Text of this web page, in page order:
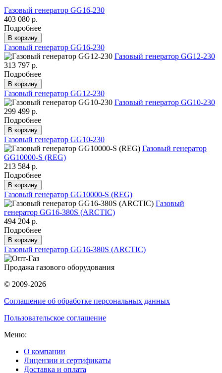
Газовый генератор GG16-230
403 080 р.
Подробнее
В корзину
Газовый генератор GG16-230
Газовый генератор GG12-230
313 797 р.
Подробнее
В корзину
Газовый генератор GG12-230
Газовый генератор GG10-230
299 499 р.
Подробнее
В корзину
Газовый генератор GG10-230
Газовый генератор
GG10000-S (REG)
213 584 р.
Подробнее
В корзину
Газовый генератор GG10000-S (REG)
Газовый
генератор GG16-380S (ARCTIC)
494 204 р.
Подробнее
В корзину
Газовый генератор GG16-380S (ARCTIC)
Продажа газового оборудования
© 2009-2026
Соглашение об обработке персональных данных
Пользовательское соглашение
Меню:
О компании
Лицензии и сертификаты
Доставка и оплата